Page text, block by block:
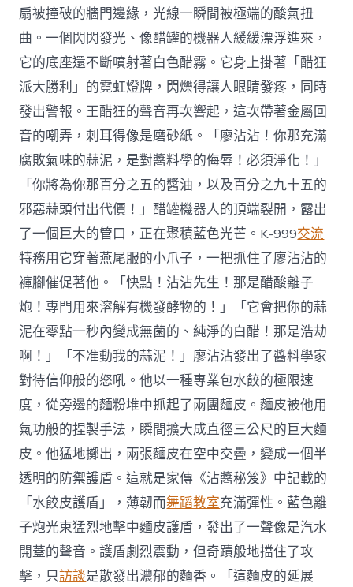
扇被撞破的牆門邊緣，光線一瞬間被極端的酸氣扭
曲。一個閃閃發光、像醋罐的機器人緩緩漂浮進來，
它的底座還不斷噴射著白色醋霧。它身上掛著「醋狂
派大勝利」的霓虹燈牌，閃爍得讓人眼睛發疼，同時
發出警報。王醋狂的聲音再次響起，這次帶著金屬回
音的嘲弄，刺耳得像是磨砂紙。「廖沾沾！你那充滿
腐敗氣味的蒜泥，是對醬料學的侮辱！必須淨化！」
「你將為你那百分之五的醬油，以及百分之九十五的
邪惡蒜頭付出代價！」醋罐機器人的頂端裂開，露出
了一個巨大的管口，正在聚積藍色光芒。K-999交流
特務用它穿著燕尾服的小爪子，一把抓住了廖沾沾的
褲腳催促著他。「快點！沾沾先生！那是醋酸離子
炮！專門用來溶解有機發酵物的！」「它會把你的蒜
泥在零點一秒內變成無菌的、純淨的白醋！那是浩劫
啊！」「不准動我的蒜泥！」廖沾沾發出了醬料學家
對待信仰般的怒吼。他以一種專業包水餃的極限速
度，從旁邊的麵粉堆中抓起了兩團麵皮。麵皮被他用
氣功般的捏製手法，瞬間擴大成直徑三公尺的巨大麵
皮。他猛地擲出，兩張麵皮在空中交疊，變成一個半
透明的防禦護盾。這就是家傳《沾醬秘笈》中記載的
「水餃皮護盾」，薄韌而舞蹈教室充滿彈性。藍色離
子炮光束猛烈地擊中麵皮護盾，發出了一聲像是汽水
開蓋的聲音。護盾劇烈震動，但奇蹟般地擋住了攻
擊，只訪談是散發出濃郁的麵香。「這麵皮的延展